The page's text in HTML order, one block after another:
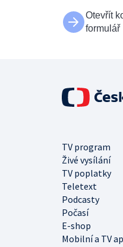
Otevřít
formulář
TV program
Živé vysílání
TV poplatky
Teletext
Podcasty
Počasí
E-shop
Mobilní a TV